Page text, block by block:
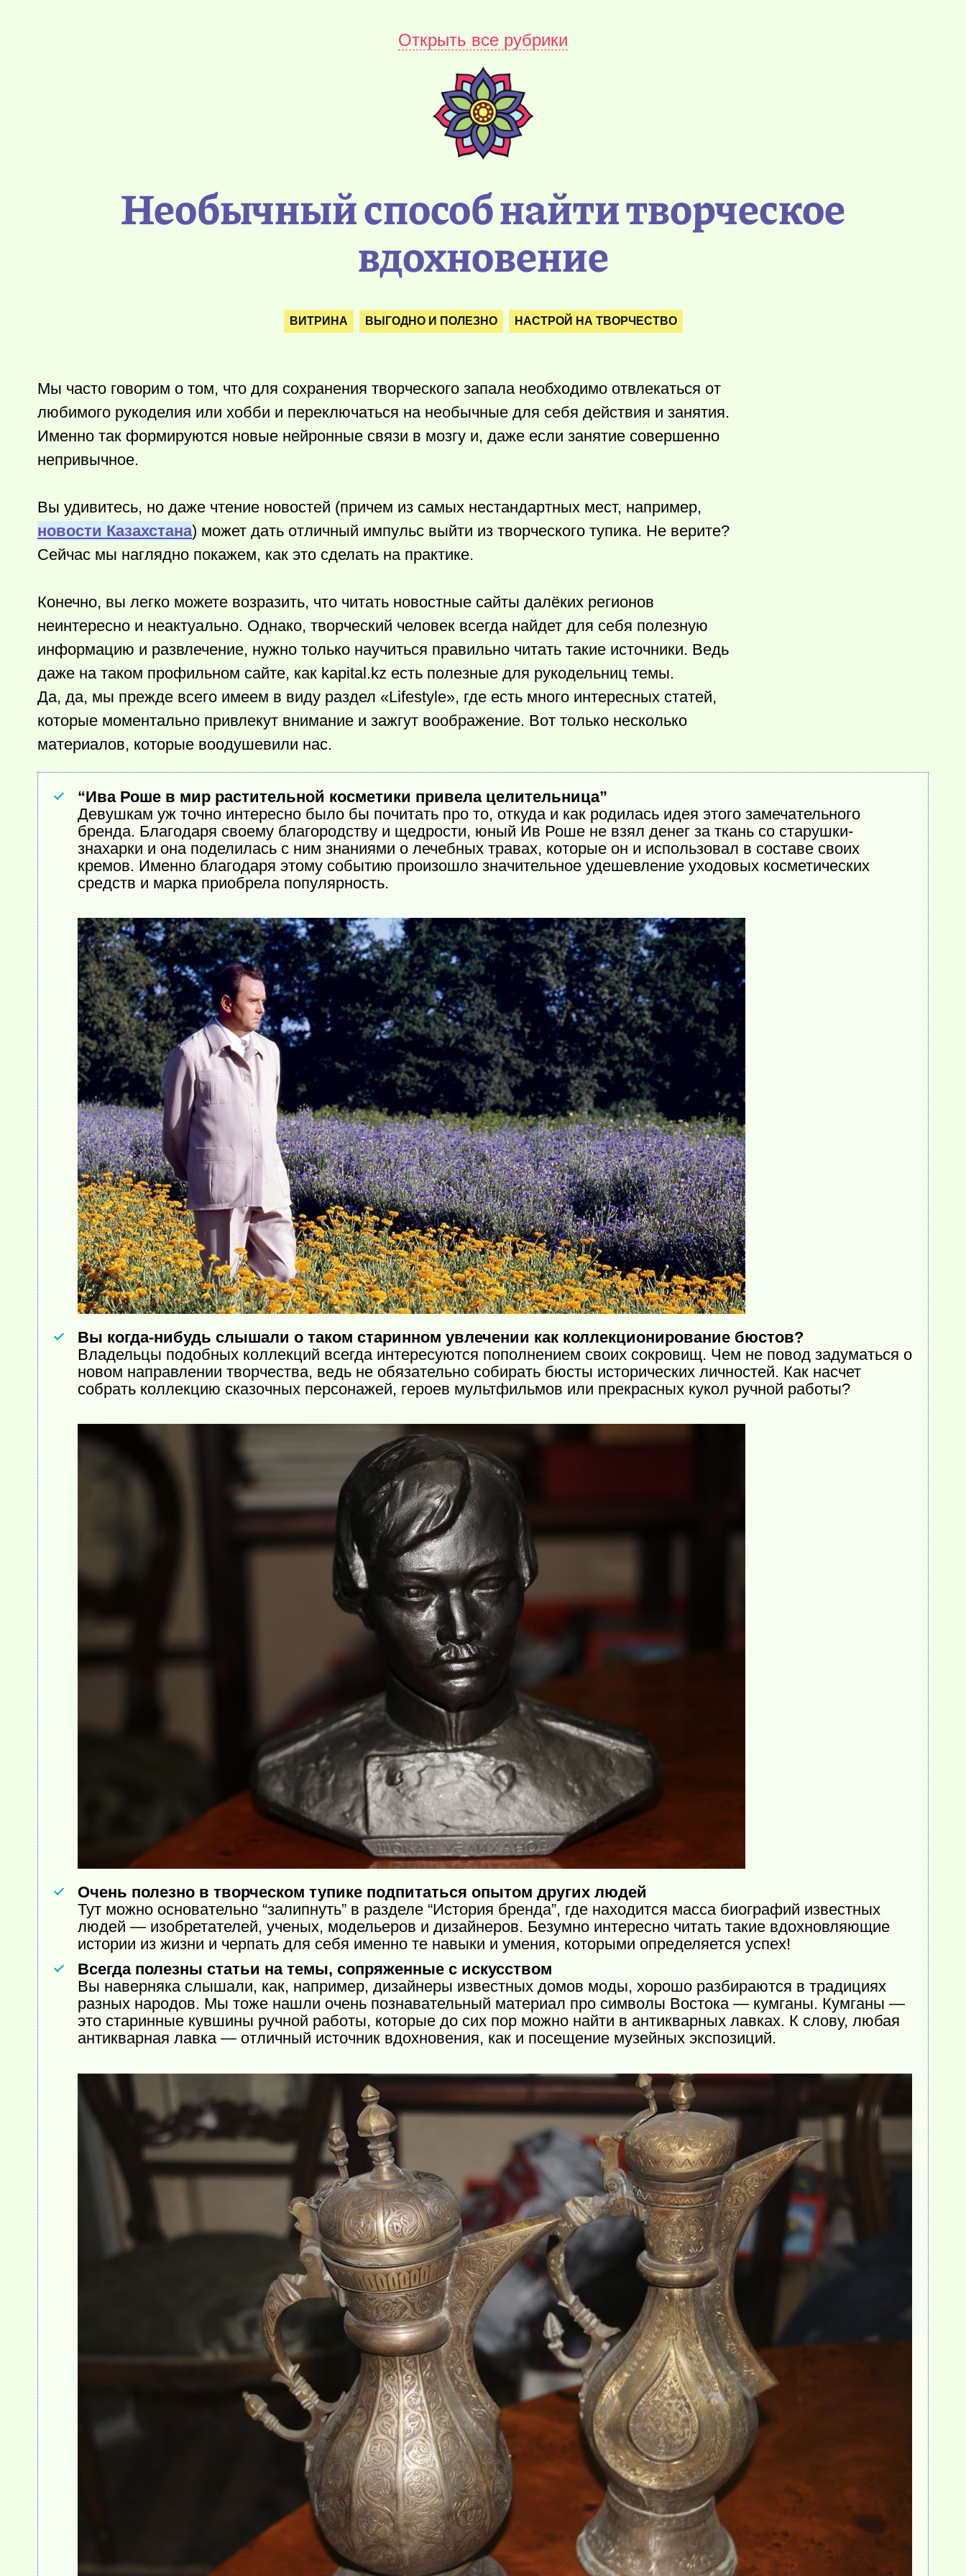
Открыть все рубрики
Необычный способ найти творческое
вдохновение
ВИТРИНА ВЫГОДНО И ПОЛЕЗНО НАСТРОЙ НА ТВОРЧЕСТВО
Мы часто говорим о том, что для сохранения творческого запала необходимо отвлекаться от
любимого рукоделия или хобби и переключаться на необычные для себя действия и занятия.
Именно так формируются новые нейронные связи в мозгу и, даже если занятие совершенно
непривычное.
Вы удивитесь, но даже чтение новостей (причем из самых нестандартных мест, например,
новости Казахстана) может дать отличный импульс выйти из творческого тупика. Не верите?
Сейчас мы наглядно покажем, как это сделать на практике.
Конечно, вы легко можете возразить, что читать новостные сайты далёких регионов
неинтересно и неактуально. Однако, творческий человек всегда найдет для себя полезную
информацию и развлечение, нужно только научиться правильно читать такие источники. Ведь
даже на таком профильном сайте, как kapital.kz есть полезные для рукодельниц темы.
Да, да, мы прежде всего имеем в виду раздел «Lifestyle», где есть много интересных статей,
которые моментально привлекут внимание и зажгут воображение. Вот только несколько
материалов, которые воодушевили нас.
“Ива Роше в мир растительной косметики привела целительница”
Девушкам уж точно интересно было бы почитать про то, откуда и как родилась идея этого замечательного
бренда. Благодаря своему благородству и щедрости, юный Ив Роше не взял денег за ткань со старушки-
знахарки и она поделилась с ним знаниями о лечебных травах, которые он и использовал в составе своих
кремов. Именно благодаря этому событию произошло значительное удешевление уходовых косметических
средств и марка приобрела популярность.
Вы когда-нибудь слышали о таком старинном увлечении как коллекционирование бюстов?
Владельцы подобных коллекций всегда интересуются пополнением своих сокровищ. Чем не повод задуматься о
новом направлении творчества, ведь не обязательно собирать бюсты исторических личностей. Как насчет
собрать коллекцию сказочных персонажей, героев мультфильмов или прекрасных кукол ручной работы?
Очень полезно в творческом тупике подпитаться опытом других людей
Тут можно основательно “залипнуть” в разделе “История бренда”, где находится масса биографий известных
людей — изобретателей, ученых, модельеров и дизайнеров. Безумно интересно читать такие вдохновляющие
истории из жизни и черпать для себя именно те навыки и умения, которыми определяется успех!
Всегда полезны статьи на темы, сопряженные с искусством
Вы наверняка слышали, как, например, дизайнеры известных домов моды, хорошо разбираются в традициях
разных народов. Мы тоже нашли очень познавательный материал про символы Востока — кумганы. Кумганы —
это старинные кувшины ручной работы, которые до сих пор можно найти в антикварных лавках. К слову, любая
антикварная лавка — отличный источник вдохновения, как и посещение музейных экспозиций.